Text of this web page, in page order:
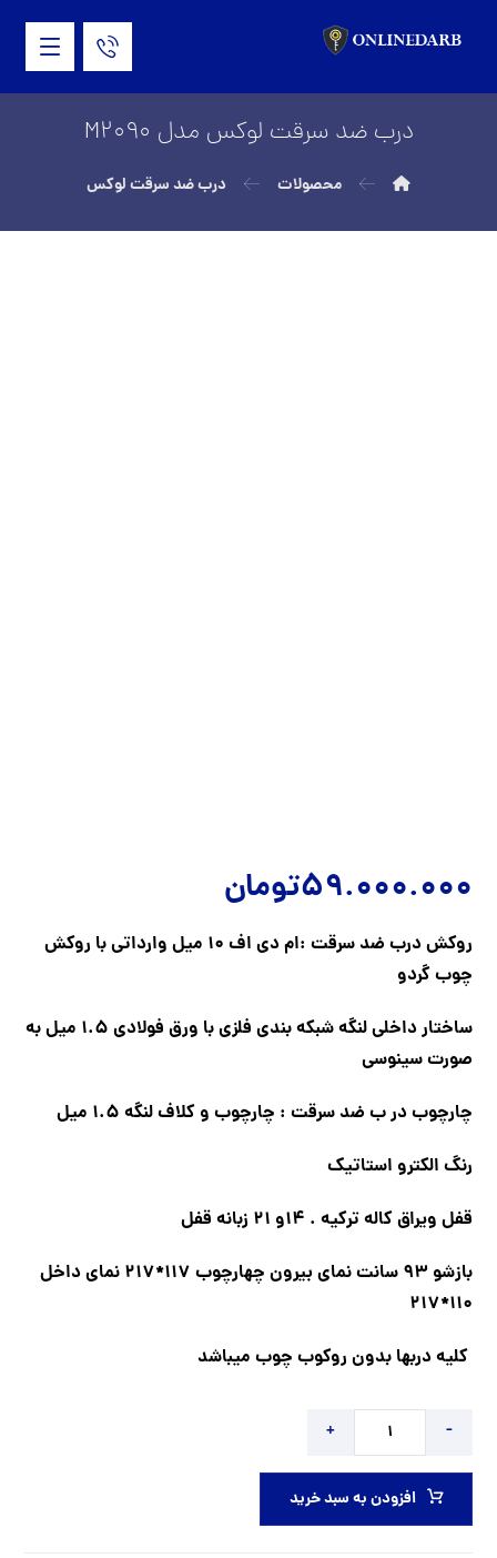
درب ضد سرقت لوکس مدل M2090
محصولات درب ضد سرقت لوکس
59.000.000تومان
روکش درب ضد سرقت :ام دی اف 10 میل وارداتی با روکش
چوب گردو
ساختار داخلی لنگه شبکه بندی فلزی با ورق فولادی 1.5 میل به
صورت سینوسی
چارچوب در ب ضد سرقت : چارچوب و کلاف لنگه 1.5 میل
رنگ الکترو استاتیک
قفل ویراق کاله ترکیه . 14و 21 زبانه قفل
بازشو 93 سانت نمای بیرون چهارچوب 117*217 نمای داخل
110*217
کلیه دربها بدون روکوب چوب میباشد
-
+
افزودن به سبد خرید